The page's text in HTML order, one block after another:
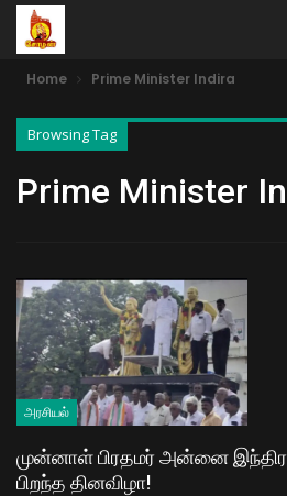
Home Prime Minister Indira
Browsing Tag
Prime Minister
அரசியல்
முன்னாள் பிரதமர் அன்னை
பிறந்த தினவிழா!